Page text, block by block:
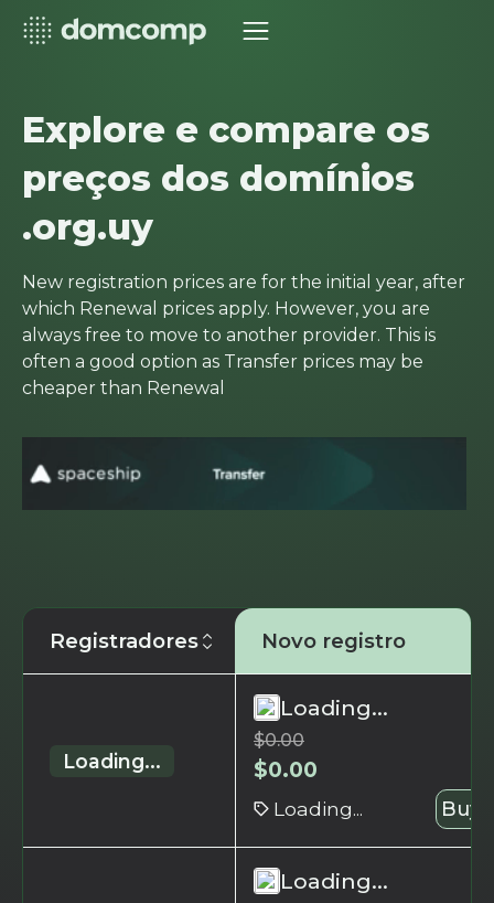
Explore e compare os
preços dos domínios
.org.uy
New registration prices are for the initial year, after
which Renewal prices apply. However, you are
always free to move to another provider. This is
often a good option as Transfer prices may be
cheaper than Renewal
Registradores Novo registro
Loading...
Loading...
$0.00
$0.00
Loading... Buy
Loading...